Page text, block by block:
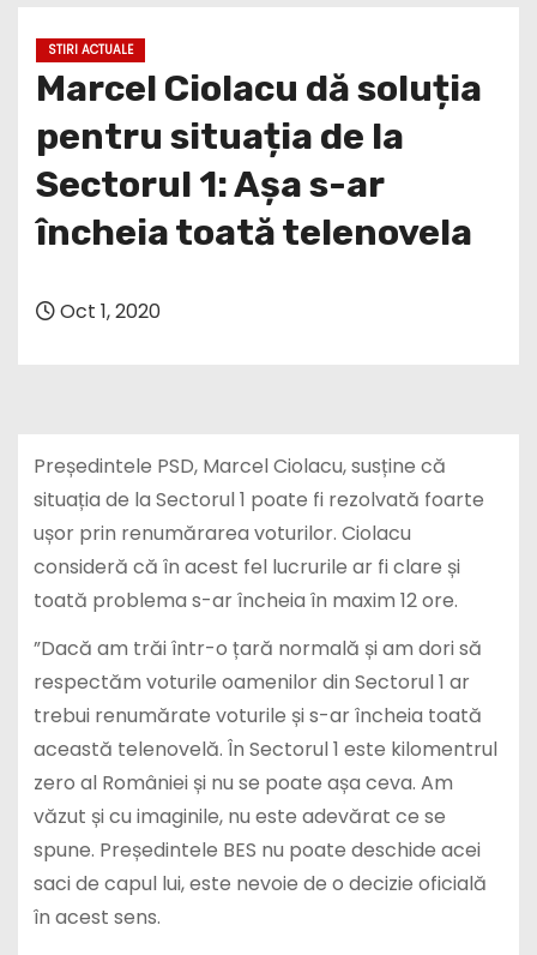
STIRI ACTUALE
Marcel Ciolacu dă soluția
pentru situația de la
Sectorul 1: Așa s-ar
încheia toată telenovela
Oct 1, 2020
Președintele PSD, Marcel Ciolacu, susține că
situația de la Sectorul 1 poate fi rezolvată foarte
ușor prin renumărarea voturilor. Ciolacu
consideră că în acest fel lucrurile ar fi clare și
toată problema s-ar încheia în maxim 12 ore.
”Dacă am trăi într-o țară normală și am dori să
respectăm voturile oamenilor din Sectorul 1 ar
trebui renumărate voturile și s-ar încheia toată
această telenovelă. În Sectorul 1 este kilomentrul
zero al României și nu se poate așa ceva. Am
văzut și cu imaginile, nu este adevărat ce se
spune. Președintele BES nu poate deschide acei
saci de capul lui, este nevoie de o decizie oficială
în acest sens.